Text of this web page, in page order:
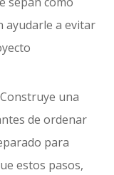
ayudarle a evitar
una
de ordenar
para
estos pasos,